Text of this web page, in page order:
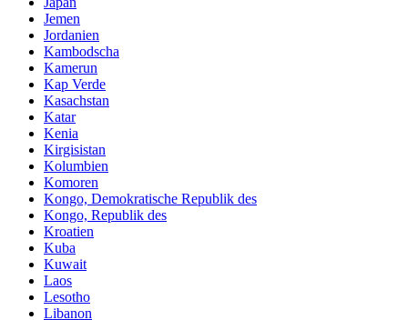
Jemen
Jordanien
Kambodscha
Kamerun
Kap Verde
Kasachstan
Katar
Kenia
Kirgisistan
Kolumbien
Komoren
Kongo, Demokratische Republik des
Kongo, Republik des
Kroatien
Kuba
Kuwait
Laos
Lesotho
Libanon